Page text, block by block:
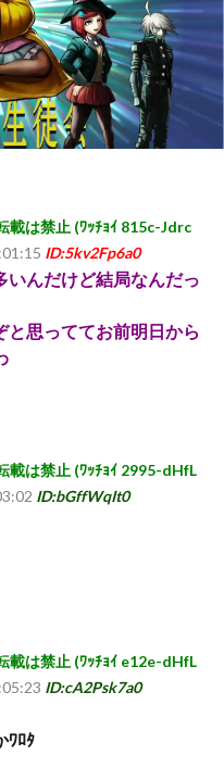
ま
と
相
希
載は禁止 (ﾜｯﾁｮｲ 815c-Jdrc
ID:5kv2Fp6a0
いんだけど結局なんだっ
思っててお前明日から
載は禁止 (ﾜｯﾁｮｲ 2995-dHfL
ID:bGffWqIt0
載は禁止 (ﾜｯﾁｮｲ e12e-dHfL
ID:cA2Psk7a0
ﾜﾛﾀ